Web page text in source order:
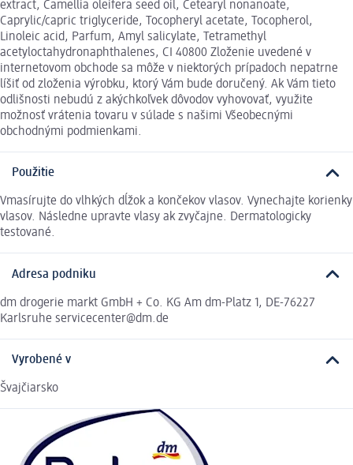
extract, Camellia oleifera seed oil, Cetearyl nonanoate,
Caprylic/capric triglyceride, Tocopheryl acetate, Tocopherol,
Linoleic acid, Parfum, Amyl salicylate, Tetramethyl
acetyloctahydronaphthalenes, CI 40800 Zloženie uvedené v
internetovom obchode sa môže v niektorých prípadoch nepatrne
líšiť od zloženia výrobku, ktorý Vám bude doručený. Ak Vám tieto
odlišnosti nebudú z akýchkoľvek dôvodov vyhovovať, využite
možnosť vrátenia tovaru v súlade s našimi Všeobecnými
obchodnými podmienkami.
Použitie
Vmasírujte do vlhkých dĺžok a končekov vlasov. Vynechajte korienky
vlasov. Následne upravte vlasy ak zvyčajne. Dermatologicky
testované.
Adresa podniku
dm drogerie markt GmbH + Co. KG Am dm-Platz 1, DE-76227
Karlsruhe servicecenter@dm.de
Vyrobené v
Švajčiarsko